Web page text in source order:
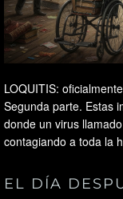
LOQUITIS:
Segunda parte. Estas
donde un virus
contagiando a toda la
EL DÍA